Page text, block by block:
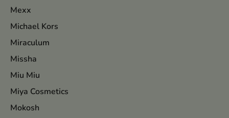
Mexx
Michael Kors
Miraculum
Missha
Miu Miu
Miya Cosmetics
Mokosh